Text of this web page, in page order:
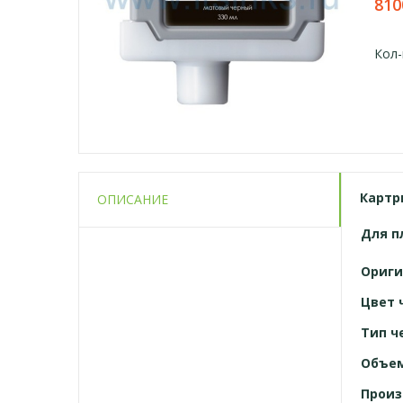
ОПИСАНИЕ
Для
Цвет
Тип